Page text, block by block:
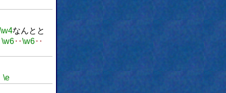
\w4なんとと
\w6‥\w6‥
\e